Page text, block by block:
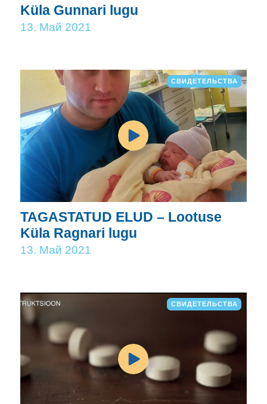
Küla Gunnari lugu
13. Май 2021
СВИДЕТЕЛЬСТВА
TAGASTATUD ELUD – Lootuse
Küla Ragnari lugu
13. Май 2021
СВИДЕТЕЛЬСТВА